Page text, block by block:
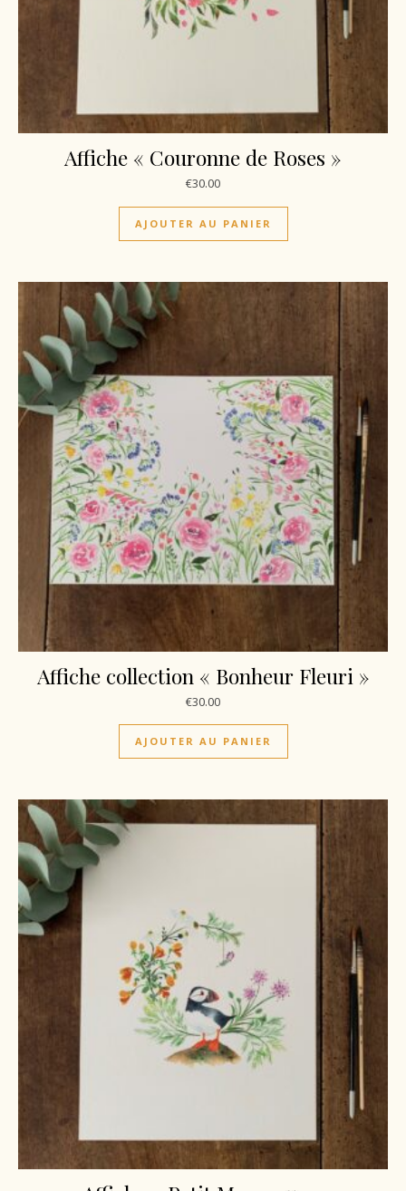
Affiche « Couronne de Roses »
€30.00
AJOUTER AU PANIER
Affiche collection « Bonheur Fleuri »
€30.00
AJOUTER AU PANIER